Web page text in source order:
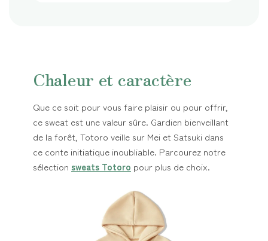
Chaleur et caractère
Que ce soit pour vous faire plaisir ou pour offrir,
ce sweat est une valeur sûre. Gardien bienveillant
de la forêt, Totoro veille sur Mei et Satsuki dans
ce conte initiatique inoubliable. Parcourez notre
sélection sweats Totoro pour plus de choix.